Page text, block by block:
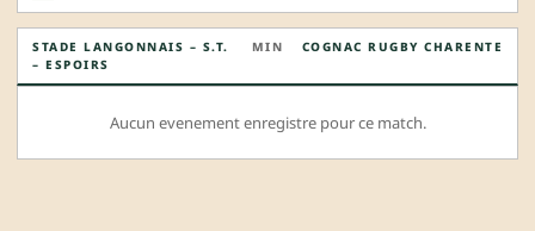
STADE LANGONNAIS – S.T.
– ESPOIRS
MIN COGNAC RUGBY CHARENTE
Aucun evenement enregistre pour ce match.